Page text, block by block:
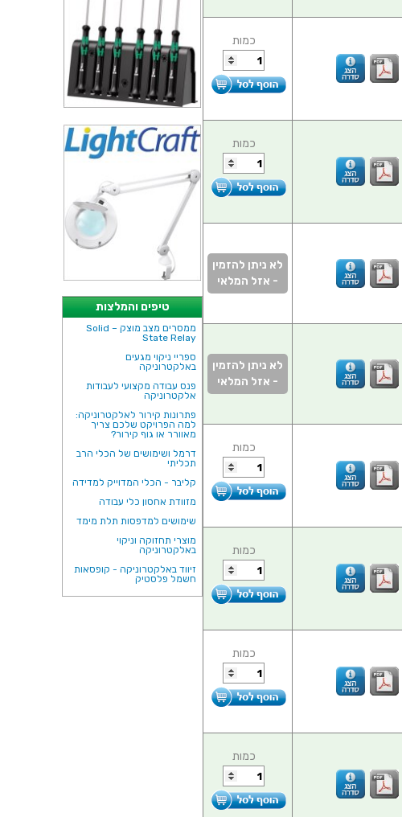
טיפים והמלצות
ממסרים מצב מוצק – Solid
State Relay
ספריי ניקוי מגעים
באלקטרוניקה
פנס עבודה מקצועי לעבודות
אלקטרוניקה
פתרונות קירור לאלקטרוניקה:
למה הפרויקט שלכם צריך
מאוורר או גוף קירור?
דרמל ושימושים של הכלי הרב
תכליתי
קליבר - הכלי המדוייק למדידה
מזוודת אחסון כלי עבודה
שימושים למדפסות תלת מימד
מוצרי תחזוקה וניקוי
באלקטרוניקה
זיווד באלקטרוניקה - קופסאות
חשמל פלסטיק
כמות
כמות
לא ניתן להזמין
- אזל המלאי
לא ניתן להזמין
- אזל המלאי
כמות
כמות
כמות
כמות